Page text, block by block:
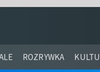
ROZRYWKA